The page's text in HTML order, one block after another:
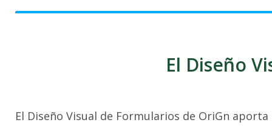
El Diseño
El Diseño Visual de Formularios de OriGn